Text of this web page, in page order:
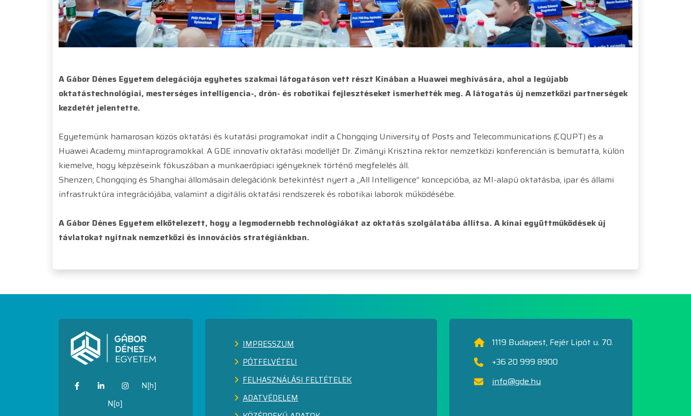
A Gábor Dénes Egyetem delegációja egyhetes szakmai látogatáson vett részt Kínában a Huawei meghívására, ahol a legújabb
oktatástechnológiai, mesterséges intelligencia-, drón- és robotikai fejlesztéseket ismerhették meg. A látogatás új nemzetközi partnerségek
kezdetét jelentette.
Egyetemünk hamarosan közös oktatási és kutatási programokat indít a Chongqing University of Posts and Telecommunications (CQUPT) és a
Huawei Academy mintaprogramokkal. A GDE innovatív oktatási modelljét Dr. Zimányi Krisztina rektor nemzetközi konferencián is bemutatta, külön
kiemelve, hogy képzéseink fókuszában a munkaerőpiaci igényeknek történő megfelelés áll.
Shenzen, Chongqing és Shanghai állomásain delegációnk betekintést nyert a „All Intelligence” koncepcióba, az MI-alapú oktatásba, ipar és állami
infrastruktúra integrációjába, valamint a digitális oktatási rendszerek és robotikai laborok működésébe.
A Gábor Dénes Egyetem elkötelezett, hogy a legmodernebb technológiákat az oktatás szolgálatába állítsa. A kínai együttműködések új
távlatokat nyitnak nemzetközi és innovációs stratégiánkban.
N[h]
N[o]
IMPRESSZUM
PÓTFELVÉTELI
FELHASZNÁLÁSI FELTÉTELEK
ADATVÉDELEM
1119 Budapest, Fejér Lipót u. 70.
+36 20 999 8900
info@gde.hu